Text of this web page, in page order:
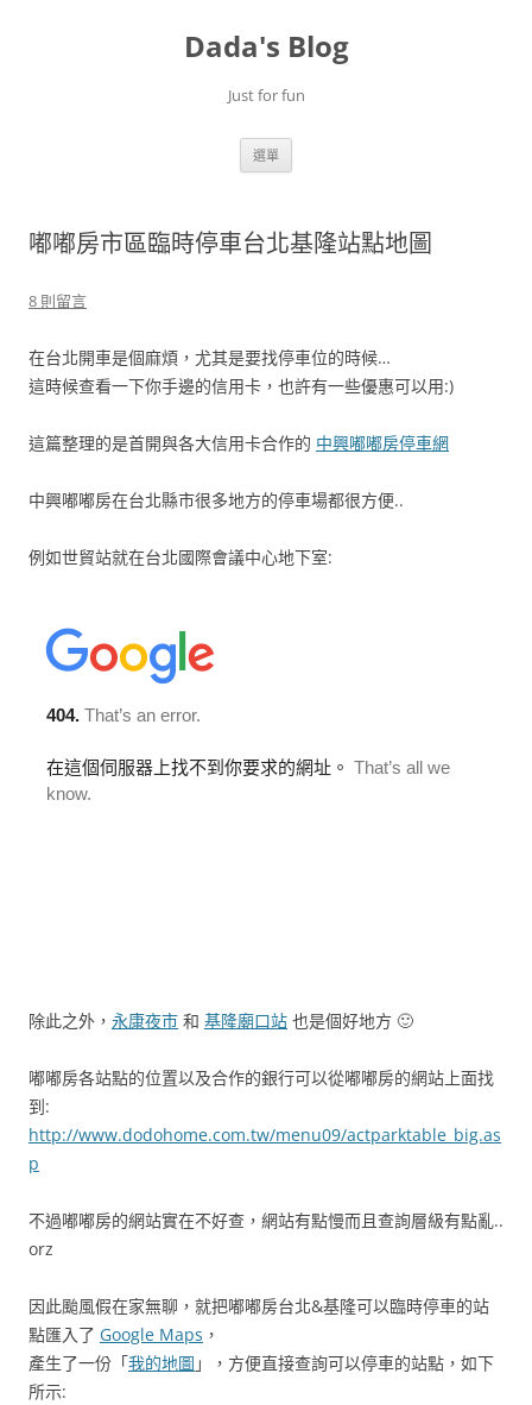
Dada's Blog
Just for fun
選單
嘟嘟房市區臨時停車台北基隆站點地圖
8 則留言
在台北開車是個麻煩，尤其是要找停車位的時候…
這時候查看一下你手邊的信用卡，也許有一些優惠可以用:)
這篇整理的是首開與各大信用卡合作的 中興嘟嘟房停車網
中興嘟嘟房在台北縣市很多地方的停車場都很方便..
例如世貿站就在台北國際會議中心地下室:
除此之外， 永康夜市 和 基隆廟口站 也是個好地方 🙂
嘟嘟房各站點的位置以及合作的銀行可以從嘟嘟房的網站上面找
到:
http://www.dodohome.com.tw/menu09/actparktable_big.as
p
不過嘟嘟房的網站實在不好查，網站有點慢而且查詢層級有點亂..
orz
因此颱風假在家無聊，就把嘟嘟房台北&基隆可以臨時停車的站
點匯入了 Google Maps ，
產生了一份「我的地圖 」，方便直接查詢可以停車的站點，如下
所示: